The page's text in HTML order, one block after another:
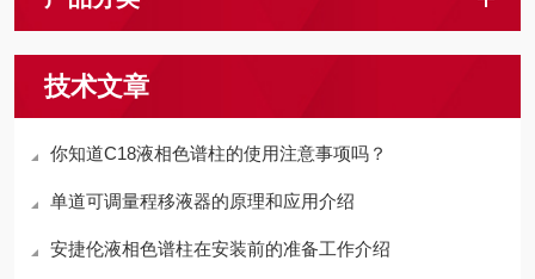
技术文章
你知道C18液相色谱柱的使用注意事项吗？
单道可调量程移液器的原理和应用介绍
安捷伦液相色谱柱在安装前的准备工作介绍